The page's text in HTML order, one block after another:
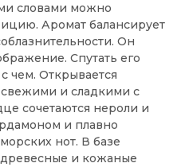
словами можно
Аромат балансирует
Он
Спутать его
чем. Открывается
и сладкими с
сочетаются нероли и
и плавно
нот. В базе
и кожаные